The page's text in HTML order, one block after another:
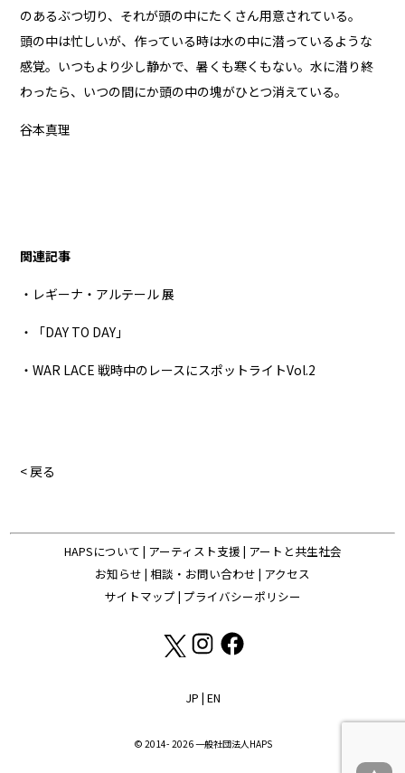
のあるぶつ切り、それが頭の中にたくさん用意されている。
頭の中は忙しいが、作っている時は水の中に潜っているような
感覚。いつもより少し静かで、暑くも寒くもない。水に潜り終
わったら、いつの間にか頭の中の塊がひとつ消えている。
谷本真理
関連記事
・レギーナ・アルテール 展
・「DAY TO DAY」
・WAR LACE 戦時中のレースにスポットライトVol.2
< 戻る
HAPSについて | アーティスト支援 | アートと共生社会
お知らせ | 相談・お問い合わせ | アクセス
サイトマップ | プライバシーポリシー
JP | EN
© 2014- 2026 一般社団法人HAPS